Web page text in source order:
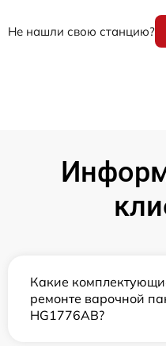
Не нашли свою станцию?
Какие
ремонте варочной
HG1776AB?